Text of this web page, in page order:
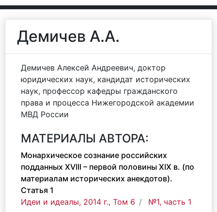
Демичев А.А.
Демичев Алексей Андреевич, доктор
юридических наук, кандидат исторических
наук, профессор кафедры гражданского
права и процесса Нижегородской академии
МВД России
МАТЕРИАЛЫ АВТОРА:
Монархическое сознание российских
подданных XVIII – первой половины XIX в. (по
материалам исторических анекдотов).
Статья 1
Идеи и идеалы, 2014 г., Том 6
№1, часть 1